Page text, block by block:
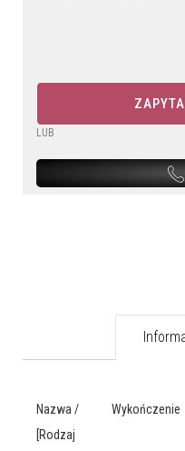
LUB
Nazwa /
[Rodzaj
Wykończenie